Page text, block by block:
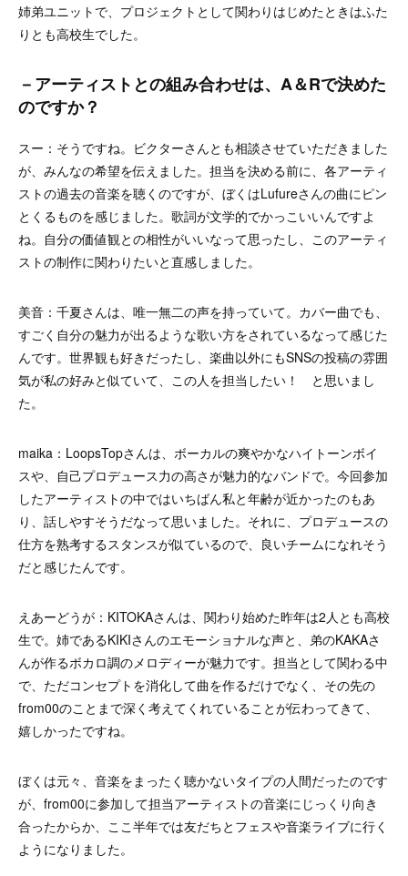
姉弟ユニットで、プロジェクトとして関わりはじめたときはふた
りとも高校生でした。
－アーティストとの組み合わせは、A＆Rで決めた
のですか？
スー：そうですね。ビクターさんとも相談させていただきました
が、みんなの希望を伝えました。担当を決める前に、各アーティ
ストの過去の音楽を聴くのですが、ぼくはLufureさんの曲にピン
とくるものを感じました。歌詞が文学的でかっこいいんですよ
ね。自分の価値観との相性がいいなって思ったし、このアーティ
ストの制作に関わりたいと直感しました。
美音：千夏さんは、唯一無二の声を持っていて。カバー曲でも、
すごく自分の魅力が出るような歌い方をされているなって感じた
んです。世界観も好きだったし、楽曲以外にもSNSの投稿の雰囲
気が私の好みと似ていて、この人を担当したい！ と思いまし
た。
maika：LoopsTopさんは、ボーカルの爽やかなハイトーンボイ
スや、自己プロデュース力の高さが魅力的なバンドで。今回参加
したアーティストの中ではいちばん私と年齢が近かったのもあ
り、話しやすそうだなって思いました。それに、プロデュースの
仕方を熟考するスタンスが似ているので、良いチームになれそう
だと感じたんです。
えあーどうが：KITOKAさんは、関わり始めた昨年は2人とも高校
生で。姉であるKIKIさんのエモーショナルな声と、弟のKAKAさ
んが作るボカロ調のメロディーが魅力です。担当として関わる中
で、ただコンセプトを消化して曲を作るだけでなく、その先の
from00のことまで深く考えてくれていることが伝わってきて、
嬉しかったですね。
ぼくは元々、音楽をまったく聴かないタイプの人間だったのです
が、from00に参加して担当アーティストの音楽にじっくり向き
合ったからか、ここ半年では友だちとフェスや音楽ライブに行く
ようになりました。